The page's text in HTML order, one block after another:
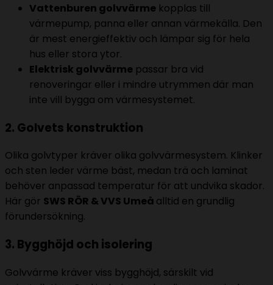
Vattenburen golvvärme kopplas till
värmepump, panna eller annan värmekälla. Den
är mest energieffektiv och lämpar sig för hela
hus eller stora ytor.
Elektrisk golvvärme passar bra vid
renoveringar eller i mindre utrymmen där man
inte vill bygga om värmesystemet.
2. Golvets konstruktion
Olika golvtyper kräver olika golvvärmesystem. Klinker
och sten leder värme bäst, medan trä och laminat
behöver anpassad temperatur för att undvika skador.
Här gör SWS RÖR & VVS Umeå alltid en grundlig
förundersökning.
3. Bygghöjd och isolering
Golvvärme kräver viss bygghöjd, särskilt vid